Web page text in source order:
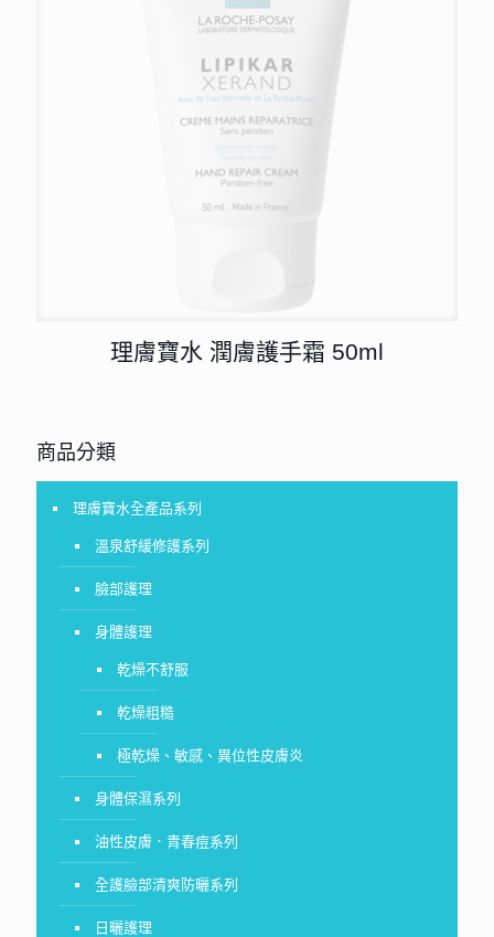
理膚寶水 潤膚護手霜 50ml
商品分類
理膚寶水全產品系列
溫泉舒緩修護系列
臉部護理
身體護理
乾燥不舒服
乾燥粗糙
極乾燥、敏感、異位性皮膚炎
身體保濕系列
油性皮膚．青春痘系列
全護臉部清爽防曬系列
日曬護理